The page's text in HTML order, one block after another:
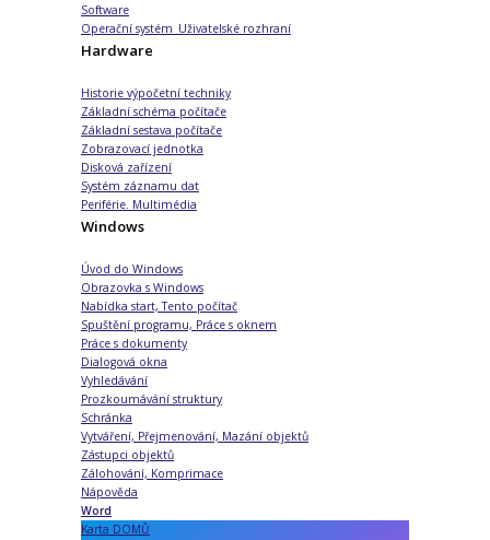
Software
Operační systém_Uživatelské rozhraní
Hardware
Historie výpočetní techniky
Základní schéma počítače
Základní sestava počítače
Zobrazovací jednotka
Disková zařízení
Systém záznamu dat
Periférie. Multimédia
Windows
Úvod do Windows
Obrazovka s Windows
Nabídka start, Tento počítač
Spuštění programu, Práce s oknem
Práce s dokumenty
Dialogová okna
Vyhledávání
Prozkoumávání struktury
Schránka
Vytváření, Přejmenování, Mazání objektů
Zástupci objektů
Zálohování, Komprimace
Nápověda
Word
Karta DOMŮ